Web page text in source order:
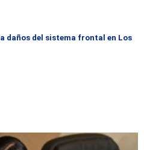
daños del sistema frontal en Los